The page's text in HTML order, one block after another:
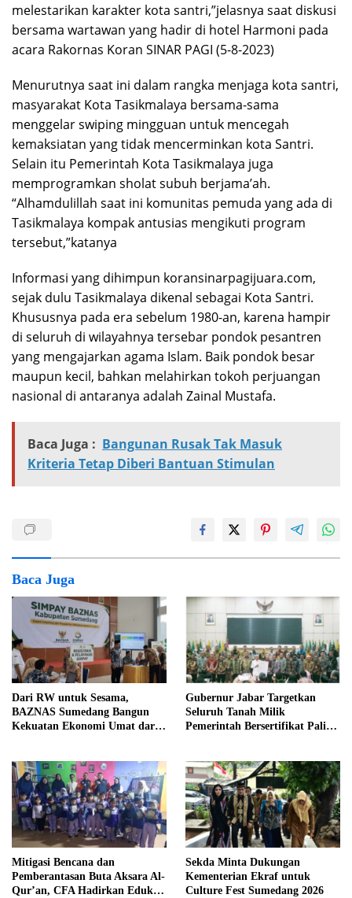
melestarikan karakter kota santri,”jelasnya saat diskusi
bersama wartawan yang hadir di hotel Harmoni pada
acara Rakornas Koran SINAR PAGI (5-8-2023)
Menurutnya saat ini dalam rangka menjaga kota santri,
masyarakat Kota Tasikmalaya bersama-sama
menggelar swiping mingguan untuk mencegah
kemaksiatan yang tidak mencerminkan kota Santri.
Selain itu Pemerintah Kota Tasikmalaya juga
memprogramkan sholat subuh berjama’ah.
“Alhamdulillah saat ini komunitas pemuda yang ada di
Tasikmalaya kompak antusias mengikuti program
tersebut,”katanya
Informasi yang dihimpun koransinarpagijuara.com,
sejak dulu Tasikmalaya dikenal sebagai Kota Santri.
Khususnya pada era sebelum 1980-an, karena hampir
di seluruh di wilayahnya tersebar pondok pesantren
yang mengajarkan agama Islam. Baik pondok besar
maupun kecil, bahkan melahirkan tokoh perjuangan
nasional di antaranya adalah Zainal Mustafa.
Baca Juga : Bangunan Rusak Tak Masuk
Kriteria Tetap Diberi Bantuan Stimulan
Baca Juga
Dari RW untuk Sesama,
BAZNAS Sumedang Bangun
Kekuatan Ekonomi Umat dari
Gubernur Jabar Targetkan
Seluruh Tanah Milik
Pemerintah Bersertifikat Paling
Mitigasi Bencana dan
Pemberantasan Buta Aksara Al-
Qur’an, CFA Hadirkan Edukasi
Sekda Minta Dukungan
Kementerian Ekraf untuk
Culture Fest Sumedang 2026